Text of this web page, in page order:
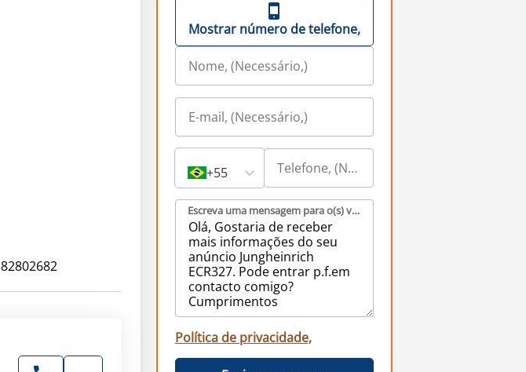
82802682
Mostrar número de telefone,
+55
Escreva uma mensagem para o(s) vendedor(es), (Necessário,)
Política de privacidade,